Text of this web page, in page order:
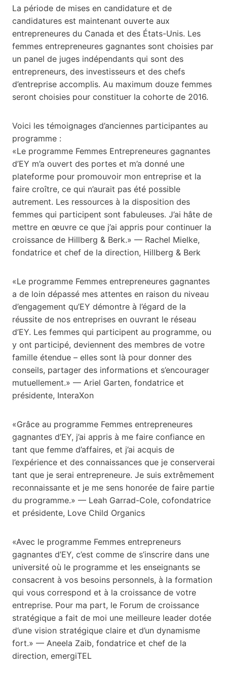
La période de mises en candidature et de
candidatures est maintenant ouverte aux
entrepreneures du Canada et des États-Unis. Les
femmes entrepreneures gagnantes sont choisies par
un panel de juges indépendants qui sont des
entrepreneurs, des investisseurs et des chefs
d’entreprise accomplis. Au maximum douze femmes
seront choisies pour constituer la cohorte de 2016.
Voici les témoignages d’anciennes participantes au
programme :
«Le programme Femmes Entrepreneures gagnantes
d’EY m’a ouvert des portes et m’a donné une
plateforme pour promouvoir mon entreprise et la
faire croître, ce qui n’aurait pas été possible
autrement. Les ressources à la disposition des
femmes qui participent sont fabuleuses. J’ai hâte de
mettre en œuvre ce que j’ai appris pour continuer la
croissance de Hillberg & Berk.» — Rachel Mielke,
fondatrice et chef de la direction, Hillberg & Berk
«Le programme Femmes entrepreneures gagnantes
a de loin dépassé mes attentes en raison du niveau
d’engagement qu’EY démontre à l’égard de la
réussite de nos entreprises en ouvrant le réseau
d’EY. Les femmes qui participent au programme, ou
y ont participé, deviennent des membres de votre
famille étendue – elles sont là pour donner des
conseils, partager des informations et s’encourager
mutuellement.» — Ariel Garten, fondatrice et
présidente, InteraXon
«Grâce au programme Femmes entrepreneures
gagnantes d’EY, j’ai appris à me faire confiance en
tant que femme d’affaires, et j’ai acquis de
l’expérience et des connaissances que je conserverai
tant que je serai entrepreneure. Je suis extrêmement
reconnaissante et je me sens honorée de faire partie
du programme.» — Leah Garrad-Cole, cofondatrice
et présidente, Love Child Organics
«Avec le programme Femmes entrepreneurs
gagnantes d’EY, c’est comme de s’inscrire dans une
université où le programme et les enseignants se
consacrent à vos besoins personnels, à la formation
qui vous correspond et à la croissance de votre
entreprise. Pour ma part, le Forum de croissance
stratégique a fait de moi une meilleure leader dotée
d’une vision stratégique claire et d’un dynamisme
fort.» — Aneela Zaib, fondatrice et chef de la
direction, emergiTEL